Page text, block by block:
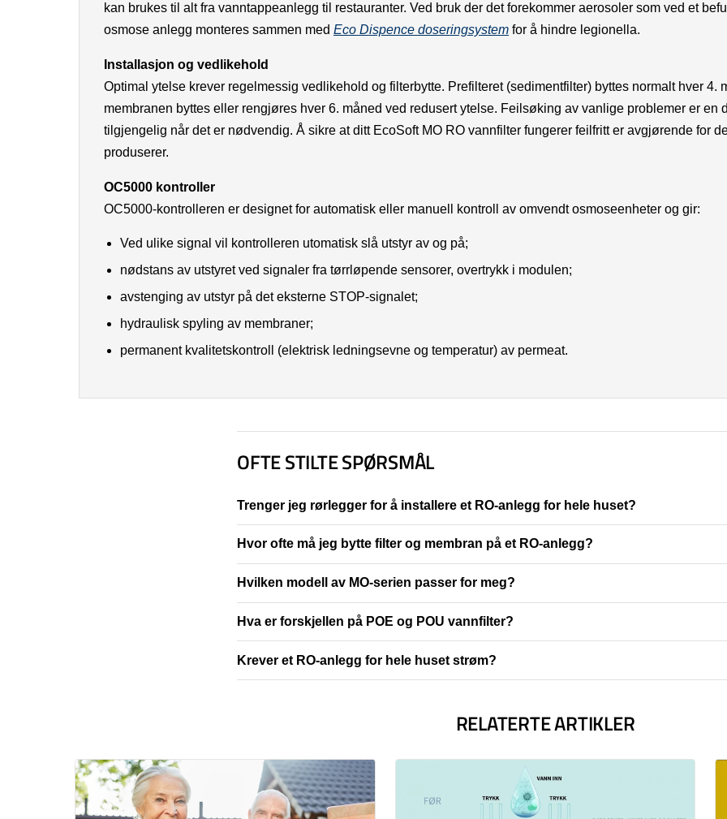
kan brukes til alt fra vanntappeanlegg til restauranter. Ved bruk der det forekommer aerosoler som ved et
osmose anlegg monteres sammen med Eco Dispence doseringsystem for å hindre legionella.
Installasjon og vedlikehold
Optimal ytelse krever regelmessig vedlikehold og filterbytte. Prefilteret (sedimentfilter) byttes normalt hver 4.
membranen byttes eller rengjøres hver 6. måned ved redusert ytelse. Feilsøking av vanlige problemer er en
tilgjengelig når det er nødvendig. Å sikre at ditt EcoSoft MO RO vannfilter fungerer feilfritt er avgjørende for
produserer.
OC5000 kontroller
OC5000-kontrolleren er designet for automatisk eller manuell kontroll av omvendt osmoseenheter og gir:
Ved ulike signal vil kontrolleren utomatisk slå utstyr av og på;
nødstans av utstyret ved signaler fra tørrløpende sensorer, overtrykk i modulen;
avstenging av utstyr på det eksterne STOP-signalet;
hydraulisk spyling av membraner;
permanent kvalitetskontroll (elektrisk ledningsevne og temperatur) av permeat.
OFTE STILTE SPØRSMÅL
Trenger jeg rørlegger for å installere et RO-anlegg for hele huset?
Hvor ofte må jeg bytte filter og membran på et RO-anlegg?
Hvilken modell av MO-serien passer for meg?
Hva er forskjellen på POE og POU vannfilter?
Krever et RO-anlegg for hele huset strøm?
RELATERTE ARTIKLER